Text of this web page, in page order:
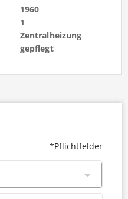
1960
1
Zentralheizung
gepflegt
*Pflichtfelder